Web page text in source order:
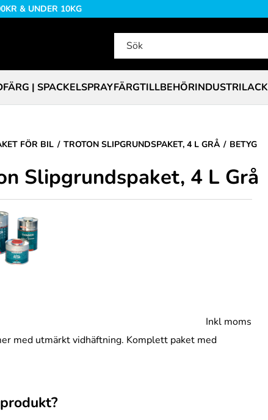
& UNDER 10KG
| SPACKELSPRAYFÄRGTILLBEHÖRINDUSTRILACK
FÖR BIL TROTON SLIPGRUNDSPAKET, 4 L GRÅ BETYG
Slipgrundspaket, 4 L Grå
Inkl moms
med utmärkt vidhäftning. Komplett paket med